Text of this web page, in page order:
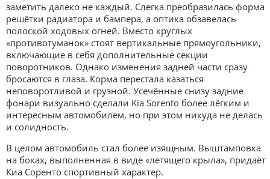
заметить далеко не каждый. Слегка преобразилась форма
решётки радиатора и бампера, а оптика обзавелась
полоской ходовых огней. Вместо круглых
«противотуманок» стоят вертикальные прямоугольники,
включающие в себя дополнительные секции
поворотников. Однако изменения задней части сразу
бросаются в глаза. Корма перестала казаться
неповоротливой и грузной. Усечённые снизу задние
фонари визуально сделали Kia Sorento более лёгким и
интересным автомобилем, но при этом никуда не делась
и солидность.
В целом автомобиль стал более изящным. Выштамповка
на боках, выполненная в виде «летящего крыла», придаёт
Киа Соренто спортивный характер.